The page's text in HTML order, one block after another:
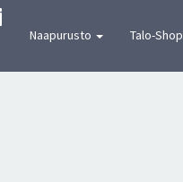
Naapurusto Talo-Shop
mekka] Suomen